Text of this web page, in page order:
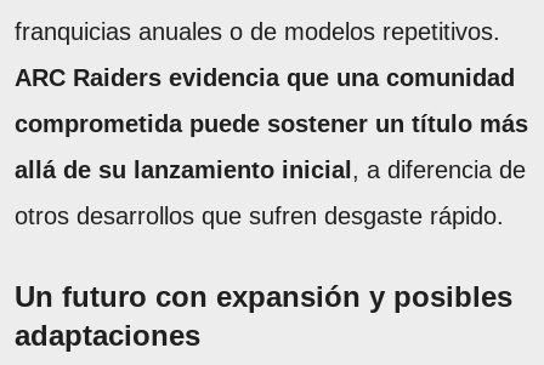
franquicias anuales o de modelos repetitivos.
ARC Raiders evidencia que una comunidad
comprometida puede sostener un título más
allá de su lanzamiento inicial , a diferencia de
otros desarrollos que sufren desgaste rápido.
Un futuro con expansión y posibles
adaptaciones